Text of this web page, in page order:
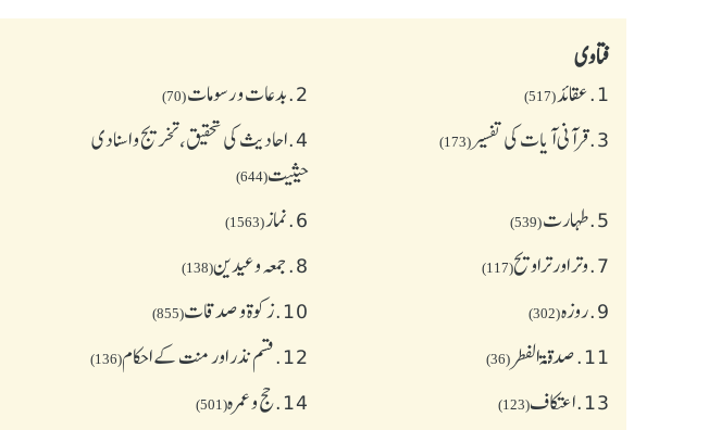
فتاوی
1. عقائد(517)
2. بدعات و رسومات(70)
3. قرآنی آیات کی تفسیر(173)
4. احادیث کی تحقیق، تخریج و اسنادی
حیثیت(644)
5. طهارت(539)
6. نماز(1563)
7. وتر اور تراویح(117)
8. جمعہ وعیدین(138)
9. روزہ(302)
10. زکوة و صدقات(855)
11. صدقۃ الفطر (36)
12. قسم نذر اور منت کے احکام(136)
13. اعتکاف(123)
14. حج و عمرہ(501)